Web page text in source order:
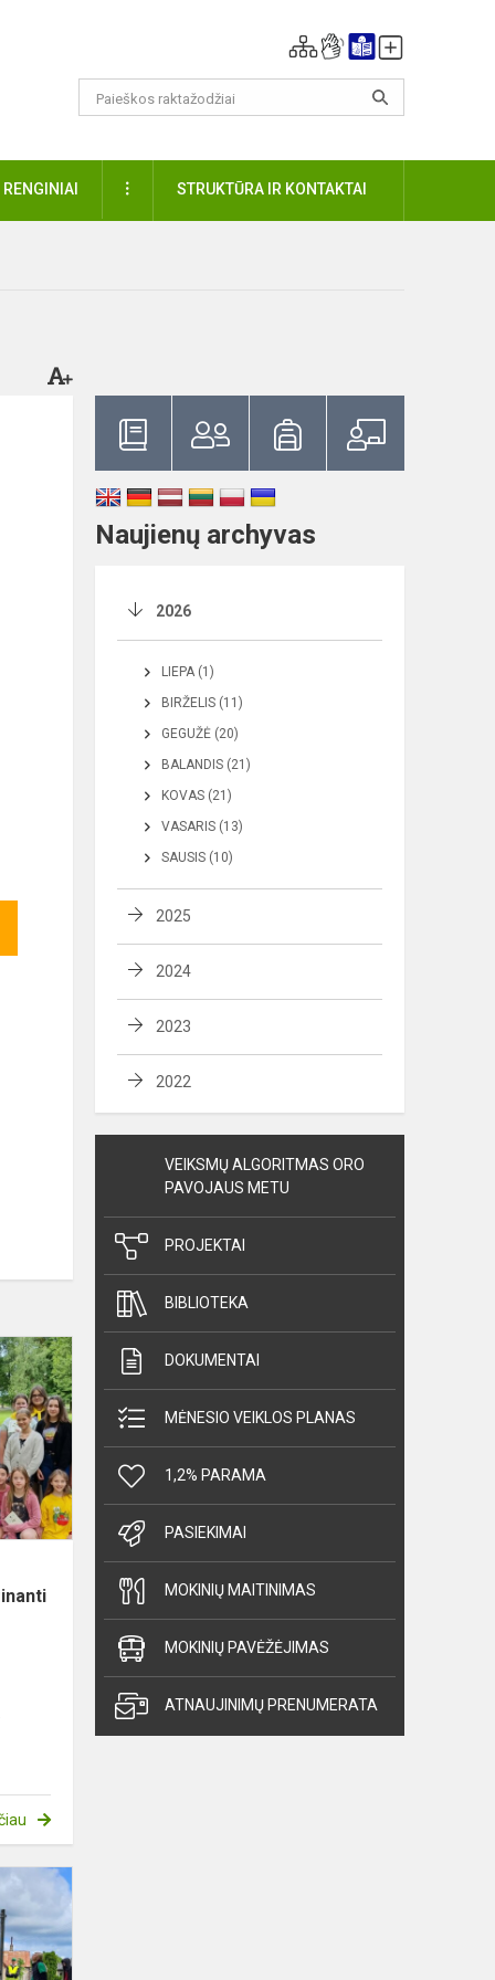
RENGINIAI DAUGIAUSTRUKTŪRA IR KONTAKTAI
Projektas
,,Ariogalos
gimnazija
–
sveikatą
stiprinanti
moky...
sporto
ir
meno
Naujienų archyvas
2026
LIEPA (1)
BIRŽELIS (11)
GEGUŽĖ (20)
BALANDIS (21)
KOVAS (21)
VASARIS (13)
SAUSIS (10)
2025
2024
2023
2022
VEIKSMŲ ALGORITMAS ORO
PAVOJAUS METU
PROJEKTAI
BIBLIOTEKA
DOKUMENTAI
MĖNESIO VEIKLOS PLANAS
1,2% PARAMA
PASIEKIMAI
MOKINIŲ MAITINIMAS
MOKINIŲ PAVĖŽĖJIMAS
ATNAUJINIMŲ PRENUMERATA